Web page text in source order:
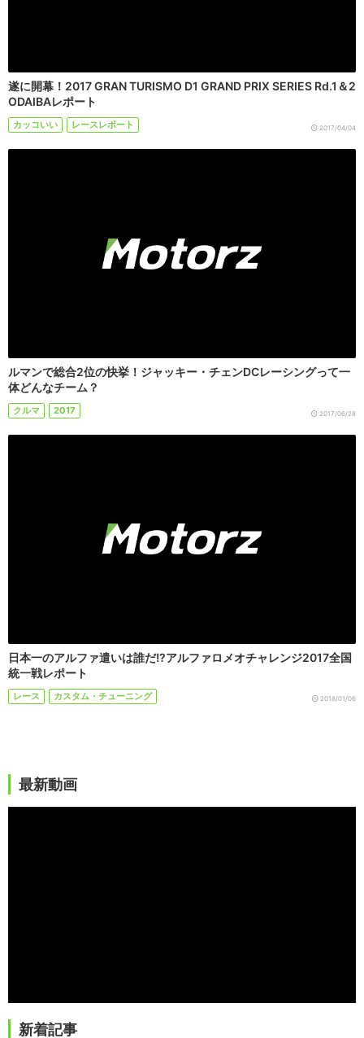
遂に開幕！2017 GRAN TURISMO D1 GRAND PRIX SERIES Rd.1＆2
ODAIBAレポート
カッコいい レースレポート 2017/04/04
ルマンで総合2位の快挙！ジャッキー・チェンDCレーシングって一
体どんなチーム？
クルマ 2017 2017/06/28
日本一のアルファ遣いは誰だ!?アルファロメオチャレンジ2017全国
統一戦レポート
レース カスタム・チューニング 2018/01/06
最新動画
新着記事